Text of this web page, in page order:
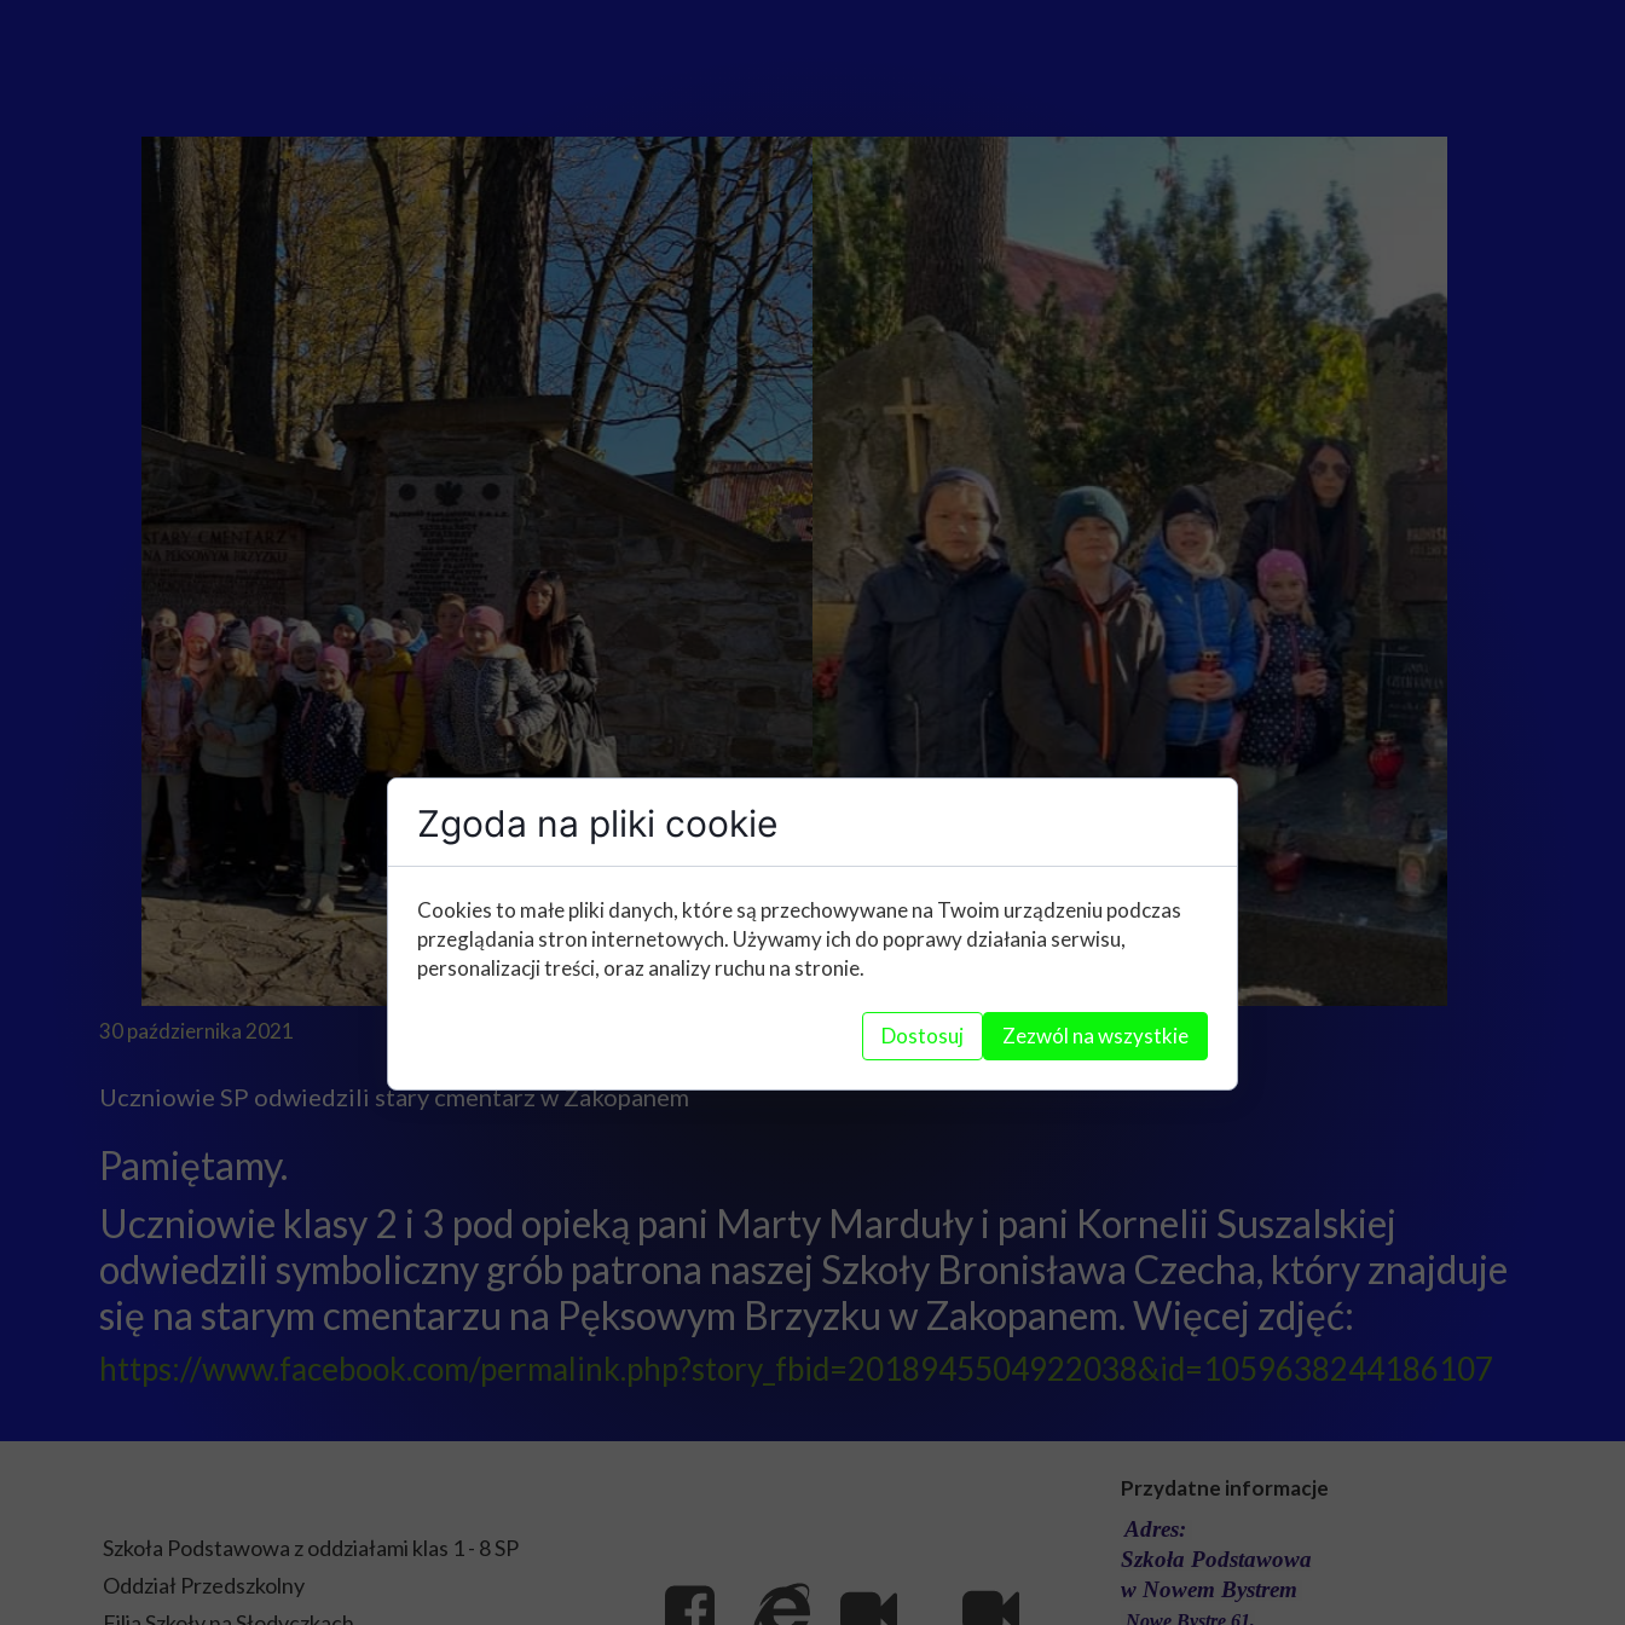
30 października 2021
Uczniowie SP odwiedzili stary cmentarz w Zakopanem
Pamiętamy.
Uczniowie klasy 2 i 3 pod opieką pani Marty Marduły i pani Kornelii Suszalskiej
odwiedzili symboliczny grób patrona naszej Szkoły Bronisława Czecha, który znajduje
się na starym cmentarzu na Pęksowym Brzyzku w Zakopanem. Więcej zdjęć:
https://www.facebook.com/permalink.php?story_fbid=2018945504922038&id=1059638244186107
Przydatne informacje
Adres:
Szkoła Podstawowa
w Nowem Bystrem
Nowe Bystre 61,
Szkoła Podstawowa z oddziałami klas 1 - 8 SP
Oddział Przedszkolny
Zgoda na pliki cookie
Cookies to małe pliki danych, które są przechowywane na Twoim urządzeniu podczas
przeglądania stron internetowych. Używamy ich do poprawy działania serwisu,
personalizacji treści, oraz analizy ruchu na stronie.
Dostosuj Zezwól na wszystkie